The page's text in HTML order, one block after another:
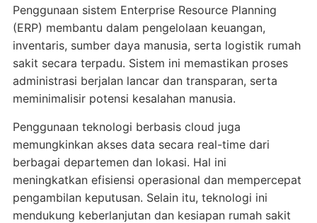
Penggunaan sistem Enterprise Resource Planning
(ERP) membantu dalam pengelolaan keuangan,
inventaris, sumber daya manusia, serta logistik rumah
sakit secara terpadu. Sistem ini memastikan proses
administrasi berjalan lancar dan transparan, serta
meminimalisir potensi kesalahan manusia.
Penggunaan teknologi berbasis cloud juga
memungkinkan akses data secara real-time dari
berbagai departemen dan lokasi. Hal ini
meningkatkan efisiensi operasional dan mempercepat
pengambilan keputusan. Selain itu, teknologi ini
mendukung keberlanjutan dan kesiapan rumah sakit